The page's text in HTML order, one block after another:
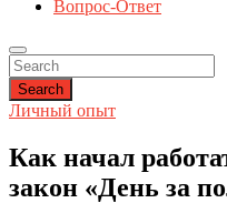
Вопрос-Ответ
Search
Личный опыт
Как начал
закон «День за